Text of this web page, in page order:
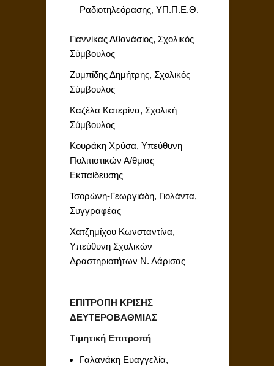
Ραδιοτηλεόρασης, ΥΠ.Π.Ε.Θ.
Γιαννίκας Αθανάσιος, Σχολικός
Σύμβουλος
Ζυμπίδης Δημήτρης, Σχολικός
Σύμβουλος
Καζέλα Κατερίνα, Σχολική
Σύμβουλος
Κουράκη Χρύσα, Υπεύθυνη
Πολιτιστικών Α/θμιας
Εκπαίδευσης
Τσορώνη-Γεωργιάδη, Γιολάντα,
Συγγραφέας
Χατζημίχου Κωνσταντίνα,
Υπεύθυνη Σχολικών
Δραστηριοτήτων Ν. Λάρισας
ΕΠΙΤΡΟΠΗ ΚΡΙΣΗΣ
ΔΕΥΤΕΡΟΒΑΘΜΙΑΣ
Τιμητική Επιτροπή
Γαλανάκη Ευαγγελία,